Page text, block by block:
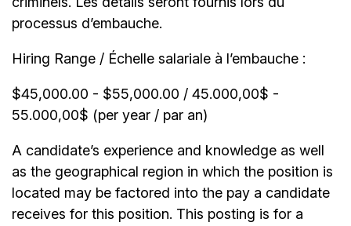
processus d’embauche.
Hiring Range / Échelle salariale à l’embauche :
$45,000.00 - $55,000.00 / 45.000,00$ -
55.000,00$ (per year / par an)
A candidate’s experience and knowledge as well
as the geographical region in which the position is
located may be factored into the pay a candidate
receives for this position. This posting is for a